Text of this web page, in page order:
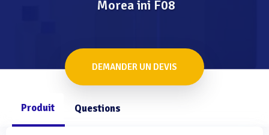
Morea ini F08
DEMANDER UN DEVIS
Produit Questions